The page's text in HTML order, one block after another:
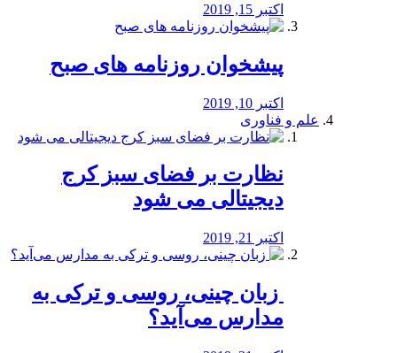
اکتبر 15, 2019
پیشخوان روزنامه های صبح
اکتبر 10, 2019
علم و فناوری
نظارت بر فضای سبز کرج
دیجیتالی می شود
اکتبر 21, 2019
️ زبان چینی، روسی و ترکی به
مدارس می‌آید؟